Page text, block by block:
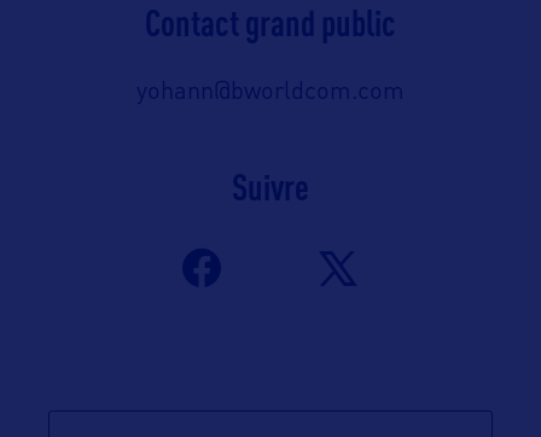
Contact grand public
yohann@bworldcom.com
Suivre